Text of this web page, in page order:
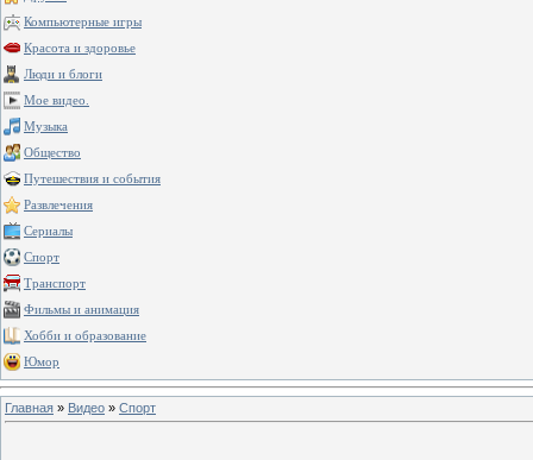
Компьютерные игры
Красота и здоровье
Люди и блоги
Мое видео.
Музыка
Общество
Путешествия и события
Развлечения
Сериалы
Спорт
Транспорт
Фильмы и анимация
Хобби и образование
Юмор
Главная » Видео » Спорт